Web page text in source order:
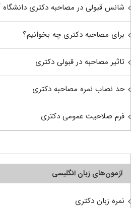
شانس قبولی در مصاحبه دکتری دانشگاه
برای مصاحبه دکتری چه بخوانیم؟
تاثیر مصاحبه در قبولی دکتری
حد نصاب نمره مصاحبه دکتری
فرم صلاحیت عمومی دکتری
آزمون‌های زبان انگلیسی
نمره زبان دکتری